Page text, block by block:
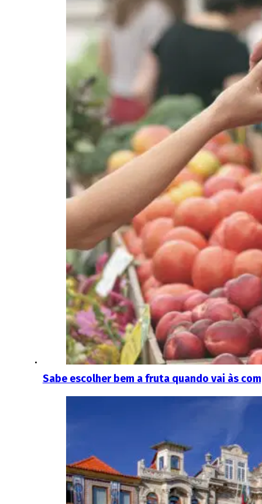
Sabe escolher bem a fruta quando vai às